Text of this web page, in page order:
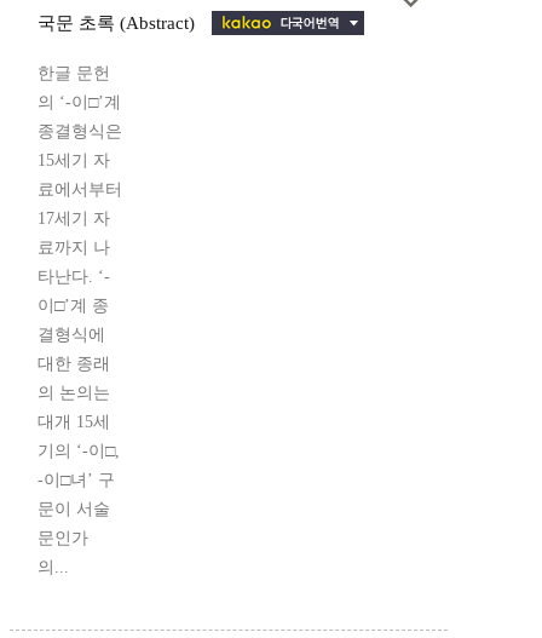
국문 초록 (Abstract)
한글 문헌
의 ‘-이□’계
종결형식은
15세기 자
료에서부터
17세기 자
료까지 나
타난다. ‘-
이□’계 종
결형식에
대한 종래
의 논의는
대개 15세
기의 ‘-이□,
-이□녀’ 구
문이 서술
문인가
의...